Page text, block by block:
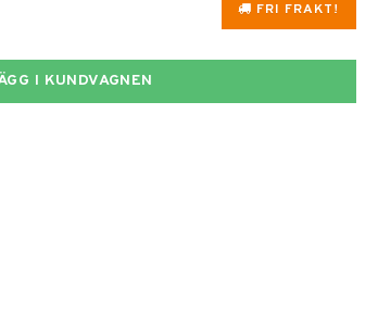
FRI FRAKT!
I KUNDVAGNEN